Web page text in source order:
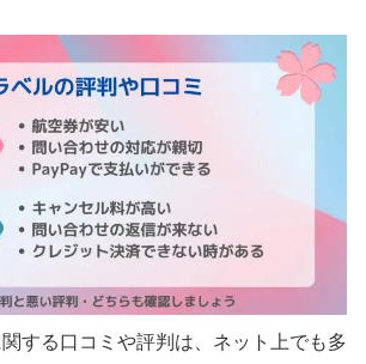
する口コミや評判は、ネット上でも多